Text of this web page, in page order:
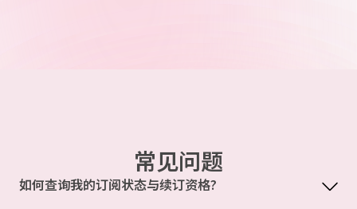
常见问题
如何查询我的订阅状态与续订资格?